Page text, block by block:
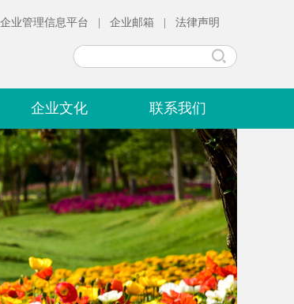
企业管理信息平台 企业邮箱 法律声明
企业文化 联系我们